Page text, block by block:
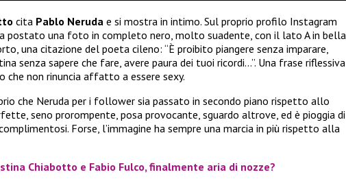
cita Pablo Neruda e si mostra in intimo. Sul proprio profilo Instagram
postato una foto in completo nero, molto suadente, con il lato A in bella
una citazione del poeta cileno: “È proibito piangere senza imparare,
senza sapere che fare, avere paura dei tuoi ricordi…”. Una frase riflessiva
che non rinuncia affatto a essere sexy.
che Neruda per i follower sia passato in secondo piano rispetto allo
seno prorompente, posa provocante, sguardo altrove, ed è pioggia di
Forse, l’immagine ha sempre una marcia in più rispetto alla
Chiabotto e Fabio Fulco, finalmente aria di nozze?